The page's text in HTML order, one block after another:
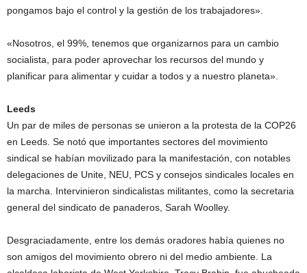
pongamos bajo el control y la gestión de los trabajadores».
«Nosotros, el 99%, tenemos que organizarnos para un cambio
socialista, para poder aprovechar los recursos del mundo y
planificar para alimentar y cuidar a todos y a nuestro planeta».
Leeds
Un par de miles de personas se unieron a la protesta de la COP26
en Leeds. Se notó que importantes sectores del movimiento
sindical se habían movilizado para la manifestación, con notables
delegaciones de Unite, NEU, PCS y consejos sindicales locales en
la marcha. Intervinieron sindicalistas militantes, como la secretaria
general del sindicato de panaderos, Sarah Woolley.
Desgraciadamente, entre los demás oradores había quienes no
son amigos del movimiento obrero ni del medio ambiente. La